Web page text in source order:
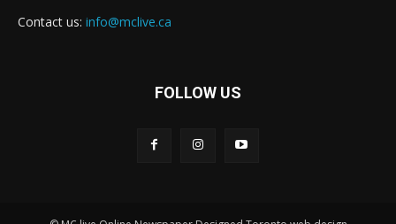
Contact us: info@mclive.ca
FOLLOW US